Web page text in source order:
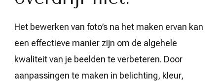
Het bewerken van foto’s na het maken ervan kan
een effectieve manier zijn om de algehele
kwaliteit van je beelden te verbeteren. Door
aanpassingen te maken in belichting, kleur,